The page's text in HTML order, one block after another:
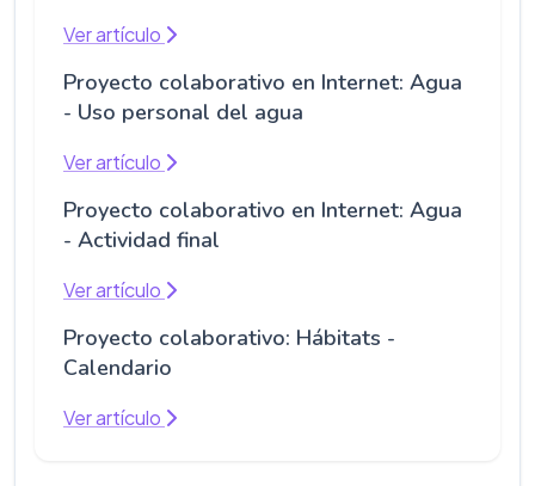
Ver artículo
Proyecto colaborativo en Internet: Agua
- Uso personal del agua
Ver artículo
Proyecto colaborativo en Internet: Agua
- Actividad final
Ver artículo
Proyecto colaborativo: Hábitats -
Calendario
Ver artículo